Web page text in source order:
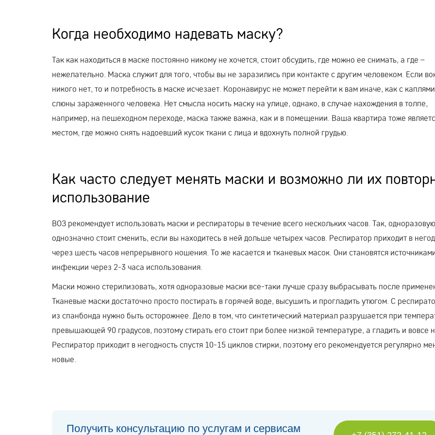
Когда необходимо надевать маску?
Так как находиться в маске постоянно никому не хочется, стоит обсудить, где можно ее снимать, а где –
нежелательно. Маска служит для того, чтобы вы не заразились при контакте с другим человеком. Если
никого нет, то и потребность в маске исчезает. Коронавирус не может перейти к вам иначе, как с каплями
слюны зараженного человека. Нет смысла носить маску на улице, однако, в случае нахождения в толпе,
например, на пешеходном переходе, маска также важна, как и в помещении. Ваша квартира тоже
местом, где можно снять надоевший кусок ткани с лица и вдохнуть полной грудью.
Как часто следует менять маски и возможно ли их
использование
ВОЗ рекомендует использовать маски и респираторы в течение всего нескольких часов. Так,
однозначно стоит сменить, если вы находитесь в ней дольше четырех часов. Респиратор приходит в
через шесть часов непрерывного ношения. То же касается и тканевых масок. Они становятся
инфекции через 2-3 часа использования.
Маски можно стерилизовать, хотя одноразовые маски все-таки лучше сразу выбрасывать после
Тканевые маски достаточно просто постирать в горячей воде, высушить и прогладить утюгом. С
из спанбонда нужно быть осторожнее. Дело в том, что синтетический материал разрушается при
превышающей 90 градусов, поэтому стирать его стоит при более низкой температуре, а гладить и вовсе
Респиратор приходит в негодность спустя 10-15 циклов стирки, поэтому его рекомендуется регулярно
новые.
Получить консультацию по услугам и сервисам